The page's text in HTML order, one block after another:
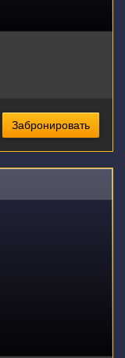
Забронировать